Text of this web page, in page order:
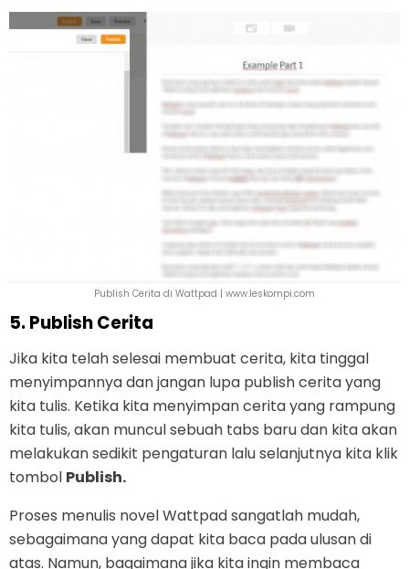
Publish Cerita di Wattpad | www.leskompi.com
5. Publish Cerita
Jika kita telah selesai membuat cerita, kita tinggal
menyimpannya dan jangan lupa publish cerita yang
kita tulis. Ketika kita menyimpan cerita yang rampung
kita tulis, akan muncul sebuah tabs baru dan kita akan
melakukan sedikit pengaturan lalu selanjutnya kita klik
tombol Publish.
Proses menulis novel Wattpad sangatlah mudah,
sebagaimana yang dapat kita baca pada ulusan di
atas. Namun, bagaimana jika kita ingin membaca